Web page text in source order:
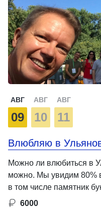
АВГ
09
АВГ
10
АВГ
11
Влюбляю в
Можно ли влюбиться в
можно. Мы увидим 80%
в том числе памятник
6000